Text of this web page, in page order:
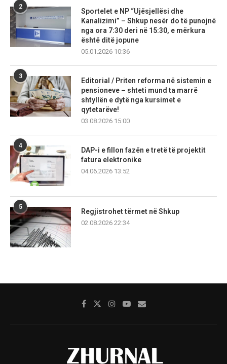
2
Sportelet e NP “Ujësjellësi dhe
Kanalizimi” – Shkup nesër do të punojnë
nga ora 7:30 deri në 15:30, e mërkura
është ditë jopune
05.01.2026 10:36
3
Editorial / Priten reforma në sistemin e
pensioneve – shteti mund ta marrë
shtyllën e dytë nga kursimet e
qytetarëve!
03.08.2026 15:00
4
DAP-i e fillon fazën e tretë të projektit
fatura elektronike
04.06.2026 13:52
5
Regjistrohet tërmet në Shkup
02.08.2026 22:34